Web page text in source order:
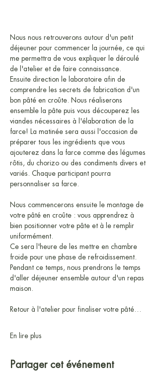
Nous nous retrouverons autour d'un petit
déjeuner pour commencer la journée, ce qui
me permettra de vous expliquer le déroulé
de l'atelier et de faire connaissance.
Ensuite direction le laboratoire afin de
comprendre les secrets de fabrication d'un
bon pâté en croûte. Nous réaliserons
ensemble la pâte puis vous découperez les
viandes nécessaires à l'élaboration de la
farce! La matinée sera aussi l'occasion de
préparer tous les ingrédients que vous
ajouterez dans la farce comme des légumes
rôtis, du chorizo ou des condiments divers et
variés. Chaque participant pourra
personnaliser sa farce.
Nous commencerons ensuite le montage de
votre pâté en croûte : vous apprendrez à
bien positionner votre pâte et à le remplir
uniformément.
Ce sera l'heure de les mettre en chambre
froide pour une phase de refroidissement.
Pendant ce temps, nous prendrons le temps
d'aller déjeuner ensemble autour d'un repas
maison.
Retour à l'atelier pour finaliser votre pâté…
En lire plus
Partager cet événement